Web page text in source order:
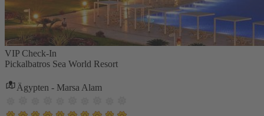
VIP Check-In
Pickalbatros Sea World Resort
Ägypten - Marsa Alam